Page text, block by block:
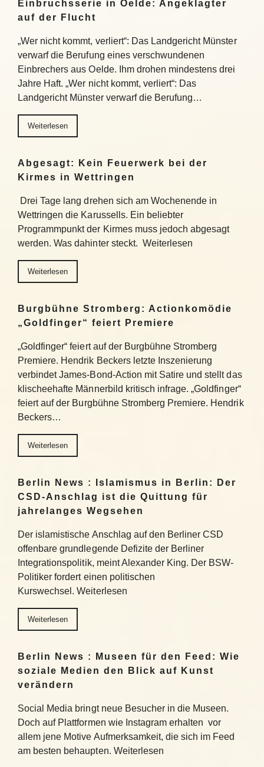
Einbruchsserie in Oelde: Angeklagter
auf der Flucht
„Wer nicht kommt, verliert“: Das Landgericht Münster
verwarf die Berufung eines verschwundenen
Einbrechers aus Oelde. Ihm drohen mindestens drei
Jahre Haft. „Wer nicht kommt, verliert“: Das
Landgericht Münster verwarf die Berufung…
Weiterlesen
Abgesagt: Kein Feuerwerk bei der
Kirmes in Wettringen
Drei Tage lang drehen sich am Wochenende in
Wettringen die Karussells. Ein beliebter
Programmpunkt der Kirmes muss jedoch abgesagt
werden. Was dahinter steckt. Weiterlesen
Weiterlesen
Burgbühne Stromberg: Actionkomödie
„Goldfinger“ feiert Premiere
„Goldfinger“ feiert auf der Burgbühne Stromberg
Premiere. Hendrik Beckers letzte Inszenierung
verbindet James-Bond-Action mit Satire und stellt das
klischeehafte Männerbild kritisch infrage. „Goldfinger“
feiert auf der Burgbühne Stromberg Premiere. Hendrik
Beckers…
Weiterlesen
Berlin News : Islamismus in Berlin: Der
CSD-Anschlag ist die Quittung für
jahrelanges Wegsehen
Der islamistische Anschlag auf den Berliner CSD
offenbare grundlegende Defizite der Berliner
Integrationspolitik, meint Alexander King. Der BSW-
Politiker fordert einen politischen
Kurswechsel. Weiterlesen
Weiterlesen
Berlin News : Museen für den Feed: Wie
soziale Medien den Blick auf Kunst
verändern
Social Media bringt neue Besucher in die Museen.
Doch auf Plattformen wie Instagram erhalten vor
allem jene Motive Aufmerksamkeit, die sich im Feed
am besten behaupten. Weiterlesen